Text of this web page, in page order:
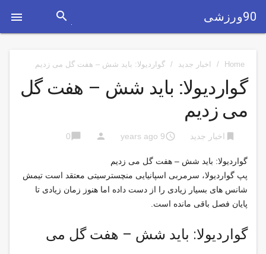
 90ورزشی search
Home
/ اخبار جدید / گواردیولا: باید شش – هفت گل می زدیم
گواردیولا: باید شش – هفت گل
می زدیم
bookmark اخبار جدید access_time
9 years ago
person
chat_bubble
0
گواردیولا: باید شش – هفت گل می زدیم
پپ گواردیولا، سرمربی اسپانیایی منچسترسیتی معتقد است تیمش
شانس های بسیار زیادی را از دست داده اما هنوز زمان زیادی تا
پایان فصل باقی مانده است.
گواردیولا: باید شش – هفت گل می